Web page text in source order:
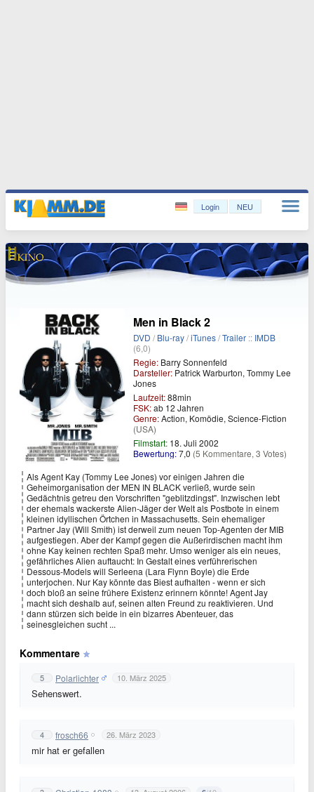
Login NEU
Men in Black 2
DVD /Blu-ray/iTunes/Trailer :: IMDB
(6,0)
Regie: Barry Sonnenfeld
Darsteller: Patrick Warburton, Tommy Lee
Jones
Laufzeit:88min
FSK:ab 12 Jahren
Genre:Action, Komödie, Science-Fiction
(USA)
Filmstart: 18. Juli 2002
Bewertung:7,0 (5 Kommentare, 3 Votes)
Als Agent Kay (Tommy Lee Jones) vor einigen Jahren die
Geheimorganisation der MEN IN BLACK verließ, wurde sein
Gedächtnis getreu den Vorschriften "geblitzdingst". Inzwischen lebt
der ehemals wackerste Alien-Jäger der Welt als Postbote in einem
kleinen idyllischen Örtchen in Massachusetts. Sein ehemaliger
Partner Jay (Will Smith) ist derweil zum neuen Top-Agenten der MIB
aufgestiegen. Aber der Kampf gegen die Außerirdischen macht ihm
ohne Kay keinen rechten Spaß mehr. Umso weniger als ein neues,
gefährliches Alien auftaucht: In Gestalt eines verführerischen
Dessous-Models will Serleena (Lara Flynn Boyle) die Erde
unterjochen. Nur Kay könnte das Biest aufhalten - wenn er sich
doch bloß an seine frühere Existenz erinnern könnte! Agent Jay
macht sich deshalb auf, seinen alten Freund zu reaktivieren. Und
dann stürzen sich beide in ein bizarres Abenteuer, das
seinesgleichen sucht ...
Kommentare
5 Polarlichter 10. März 2025
Sehenswert.
4 frosch66 26. März 2023
mir hat er gefallen